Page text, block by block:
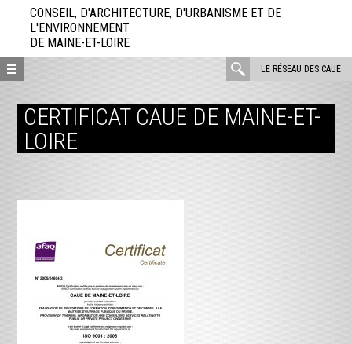
directement
contenu
CONSEIL, D'ARCHITECTURE, D'URBANISME ET DE
L'ENVIRONNEMENT
DE MAINE-ET-LOIRE
LE RÉSEAU DES CAUE
rechercher
CERTIFICAT CAUE DE MAINE-ET-
LOIRE